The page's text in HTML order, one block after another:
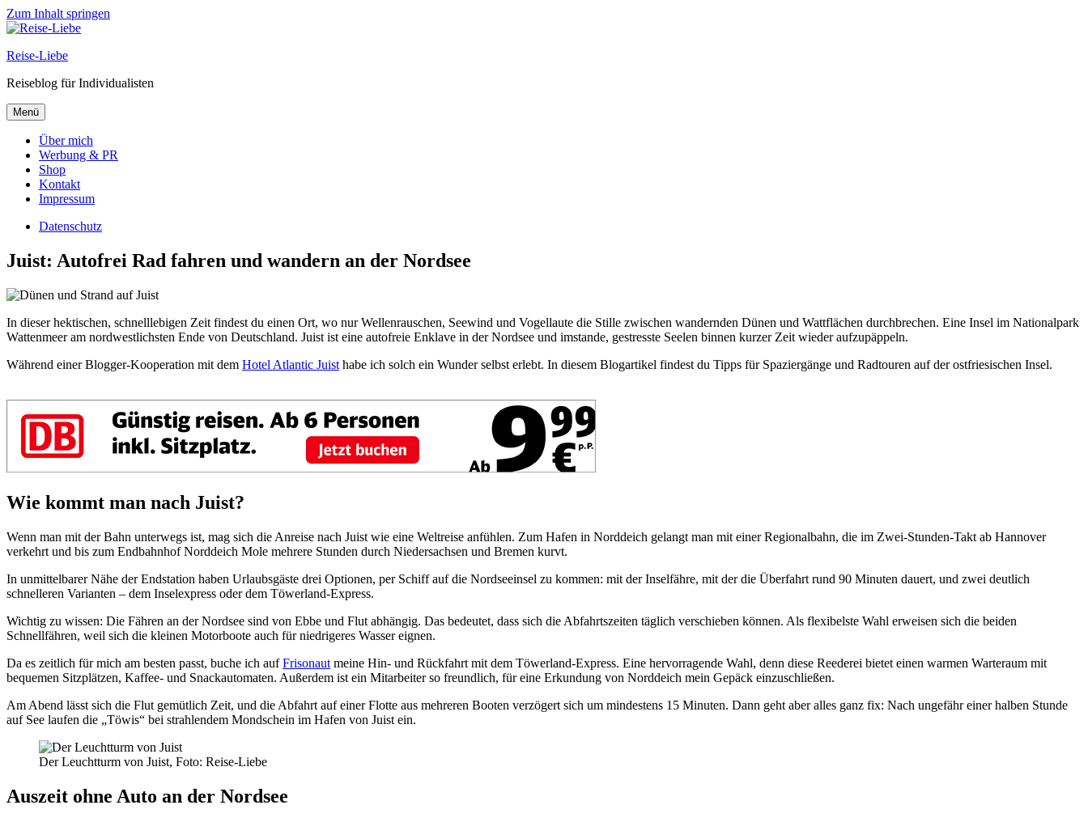
Zum Inhalt springen
Reise-Liebe
Reiseblog für Individualisten
Menü
Über mich
Werbung & PR
Shop
Kontakt
Impressum
Datenschutz
Juist: Autofrei Rad fahren und wandern an der Nordsee
In dieser hektischen, schnelllebigen Zeit findest du einen Ort, wo nur Wellenrauschen, Seewind und Vogellaute die Stille zwischen wandernden Dünen und Wattflächen durchbrechen. Eine Insel im Nationalpark
Wattenmeer am nordwestlichsten Ende von Deutschland. Juist ist eine autofreie Enklave in der Nordsee und imstande, gestresste Seelen binnen kurzer Zeit wieder aufzupäppeln.
Während einer Blogger-Kooperation mit dem Hotel Atlantic Juist habe ich solch ein Wunder selbst erlebt. In diesem Blogartikel findest du Tipps für Spaziergänge und Radtouren auf der ostfriesischen Insel.
Wie kommt man nach Juist?
Wenn man mit der Bahn unterwegs ist, mag sich die Anreise nach Juist wie eine Weltreise anfühlen. Zum Hafen in Norddeich gelangt man mit einer Regionalbahn, die im Zwei-Stunden-Takt ab Hannover
verkehrt und bis zum Endbahnhof Norddeich Mole mehrere Stunden durch Niedersachsen und Bremen kurvt.
In unmittelbarer Nähe der Endstation haben Urlaubsgäste drei Optionen, per Schiff auf die Nordseeinsel zu kommen: mit der Inselfähre, mit der die Überfahrt rund 90 Minuten dauert, und zwei deutlich
schnelleren Varianten – dem Inselexpress oder dem Töwerland-Express.
Wichtig zu wissen: Die Fähren an der Nordsee sind von Ebbe und Flut abhängig. Das bedeutet, dass sich die Abfahrtszeiten täglich verschieben können. Als flexibelste Wahl erweisen sich die beiden
Schnellfähren, weil sich die kleinen Motorboote auch für niedrigeres Wasser eignen.
Da es zeitlich für mich am besten passt, buche ich aufFrisonaut meine Hin- und Rückfahrt mit dem Töwerland-Express. Eine hervorragende Wahl, denn diese Reederei bietet einen warmen Warteraum mit
bequemen Sitzplätzen, Kaffee- und Snackautomaten. Außerdem ist ein Mitarbeiter so freundlich, für eine Erkundung von Norddeich mein Gepäck einzuschließen.
Am Abend lässt sich die Flut gemütlich Zeit, und die Abfahrt auf einer Flotte aus mehreren Booten verzögert sich um mindestens 15 Minuten. Dann geht aber alles ganz fix: Nach ungefähr einer halben Stunde
auf See laufen die „Töwis“ bei strahlendem Mondschein im Hafen von Juist ein.
Der Leuchtturm von Juist, Foto: Reise-Liebe
Auszeit ohne Auto an der Nordsee